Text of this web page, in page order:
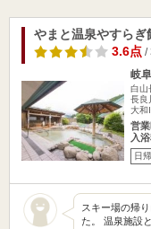
やまと温泉やすらぎ
3.6点/
岐
白山
長良
大和
営
入
日
スキー場の帰
た。 温泉施設